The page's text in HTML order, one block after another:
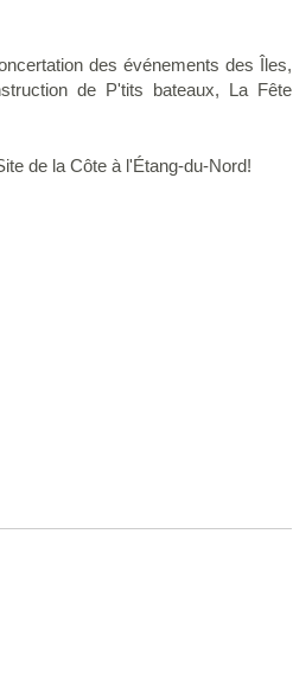
des événements des Îles,
de P'tits bateaux, La Fête
de la Côte à l'Étang-du-Nord!